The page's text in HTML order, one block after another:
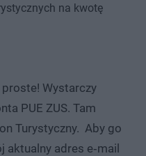
na kwotę
Wystarczy
PUE ZUS. Tam
Turystyczny. Aby go
aktualny adres e‑mail